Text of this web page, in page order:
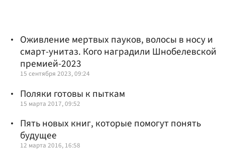
Оживление мертвых пауков, волосы в носу и
смарт-унитаз. Кого наградили Шнобелевской
премией-2023
15 сентября 2023, 09:24
Поляки готовы к пыткам
15 марта 2017, 09:52
Пять новых книг, которые помогут понять
будущее
12 марта 2016, 16:58